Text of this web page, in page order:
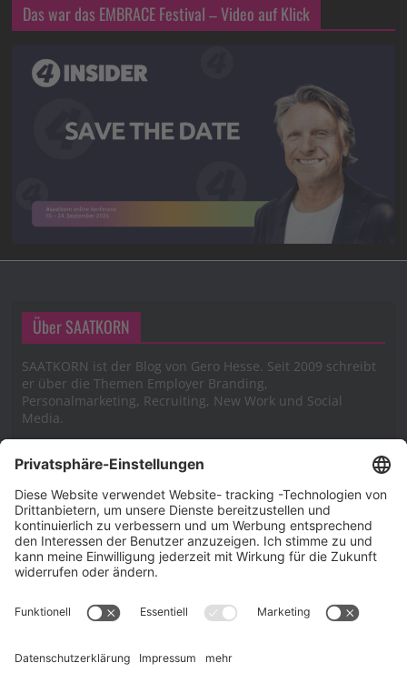
Das war das EMBRACE Festival – Video auf Klick
Über SAATKORN
SAATKORN ist der Blog von Gero Hesse. Seit 2009 schreibt
er über die Themen Employer Branding,
Personalmarketing, Recruiting, New Work und Social
Media.
Impressum
Impressum
Cookie-Richtlinie (EU)